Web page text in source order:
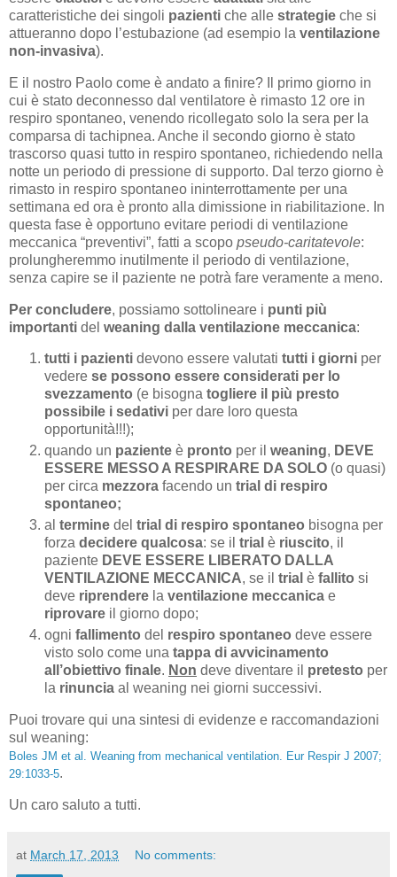
caratteristiche dei singoli pazienti che alle strategie che si
attueranno dopo l’estubazione (ad esempio la ventilazione
non-invasiva).
E il nostro Paolo come è andato a finire? Il primo giorno in
cui è stato deconnesso dal ventilatore è rimasto 12 ore in
respiro spontaneo, venendo ricollegato solo la sera per la
comparsa di tachipnea. Anche il secondo giorno è stato
trascorso quasi tutto in respiro spontaneo, richiedendo nella
notte un periodo di pressione di supporto. Dal terzo giorno è
rimasto in respiro spontaneo ininterrottamente per una
settimana ed ora è pronto alla dimissione in riabilitazione. In
questa fase è opportuno evitare periodi di ventilazione
meccanica “preventivi”, fatti a scopo pseudo-caritatevole:
prolungheremmo inutilmente il periodo di ventilazione,
senza capire se il paziente ne potrà fare veramente a meno.
Per concludere, possiamo sottolineare i punti più
importanti del weaning dalla ventilazione meccanica:
tutti i pazienti devono essere valutati tutti i giorni per
vedere se possono essere considerati per lo
svezzamento (e bisogna togliere il più presto
possibile i sedativi per dare loro questa
opportunità!!!);
quando un paziente è pronto per il weaning, DEVE
ESSERE MESSO A RESPIRARE DA SOLO (o quasi)
per circa mezzora facendo un trial di respiro
spontaneo;
al termine del trial di respiro spontaneo bisogna per
forza decidere qualcosa: se il trial è riuscito, il
paziente DEVE ESSERE LIBERATO DALLA
VENTILAZIONE MECCANICA, se il trial è fallito si
deve riprendere la ventilazione meccanica e
riprovare il giorno dopo;
ogni fallimento del respiro spontaneo deve essere
visto solo come una tappa di avvicinamento
all’obiettivo finale. Non deve diventare il pretesto per
la rinuncia al weaning nei giorni successivi.
Puoi trovare qui una sintesi di evidenze e raccomandazioni
sul weaning:
Boles JM et al. Weaning from mechanical ventilation. Eur Respir J 2007;
29:1033-5.
Un caro saluto a tutti.
at March 17, 2013 No comments: